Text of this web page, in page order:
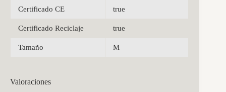
Certificado CE true
Certificado Reciclaje true
Tamaño M
Valoraciones